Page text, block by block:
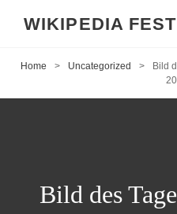
WIKIPEDIA
Home > Uncategorized >
Bild
Bild des